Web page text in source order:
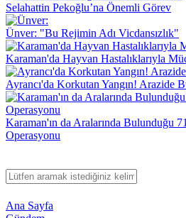
Selahattin Pekoğlu’na Önemli Görev
Ünver: "Bu Rejimin Adı Vicdansızlık"
Karaman'da Hayvan Hastalıklarıyla
Ayrancı'da Korkutan Yangın! Arazide
Karaman'ın da Aralarında Bulunduğu
Operasyonu
Ana Sayfa